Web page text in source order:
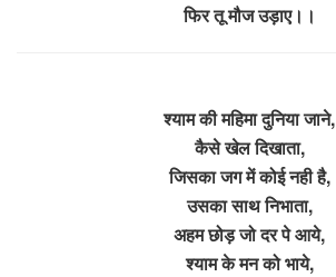
फिर तू मौज उड़ाए।।
श्याम की महिमा दुनिया जाने,
कैसे खेल दिखाता,
जिसका जग में कोई नही है,
उसका साथ निभाता,
अहम छोड़ जो दर पे आये,
श्याम के मन को भाये,